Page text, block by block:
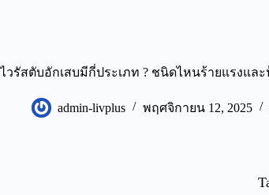
ไวรัสตับอักเสบมีกี่ประเภท ? ชนิดไหนร้ายแรงและ
admin-livplus พฤศจิกายน 12, 2025